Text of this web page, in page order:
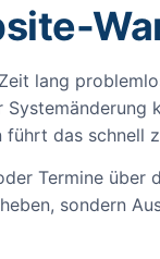
lang
das schnell
Termine
sondern